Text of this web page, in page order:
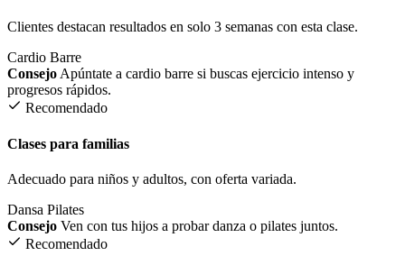
Clientes destacan resultados en solo 3 semanas con esta clase.
Cardio Barre
Consejo Apúntate a cardio barre si buscas ejercicio intenso y
progresos rápidos.
Recomendado
Clases para familias
Adecuado para niños y adultos, con oferta variada.
Dansa Pilates
Consejo Ven con tus hijos a probar danza o pilates juntos.
Recomendado